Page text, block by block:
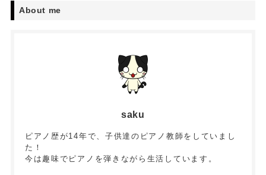
About me
saku
ピアノ歴が14年で、子供達のピアノ教師をしていまし
た！
今は趣味でピアノを弾きながら生活しています。